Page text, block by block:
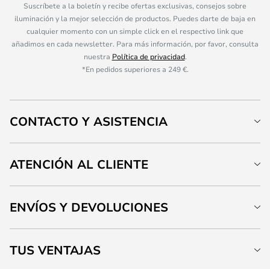
Suscríbete a la boletín y recibe ofertas exclusivas, consejos sobre
iluminación y la mejor selección de productos. Puedes darte de baja en
cualquier momento con un simple click en el respectivo link que
añadimos en cada newsletter. Para más información, por favor, consulta
nuestra Política de privacidad.
*En pedidos superiores a 249 €.
CONTACTO Y ASISTENCIA
ATENCIÓN AL CLIENTE
ENVÍOS Y DEVOLUCIONES
TUS VENTAJAS